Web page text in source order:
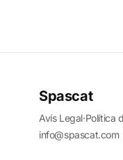
Spascat
Avís Legal·Política
info@spascat.com